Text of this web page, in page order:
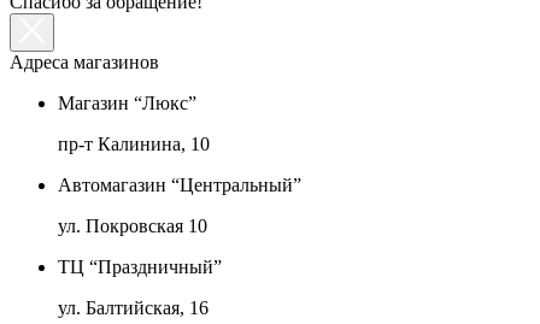
Адреса магазинов
Магазин “Люкс”
пр-т Калинина, 10
Автомагазин “Центральный”
ул. Покровская 10
ТЦ “Праздничный”
ул. Балтийская, 16